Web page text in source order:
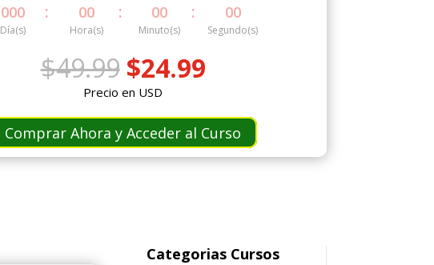
000
Día(s)
: 00
Hora(s)
: 00
Minuto(s)
: 00
Segundo(s)
$49.99 El
precio
original
era:
$49.99.
$24.99El
es:
$24.99.
Precio en USD
Comprar Ahora y Acceder al Curso
Categorias Cursos